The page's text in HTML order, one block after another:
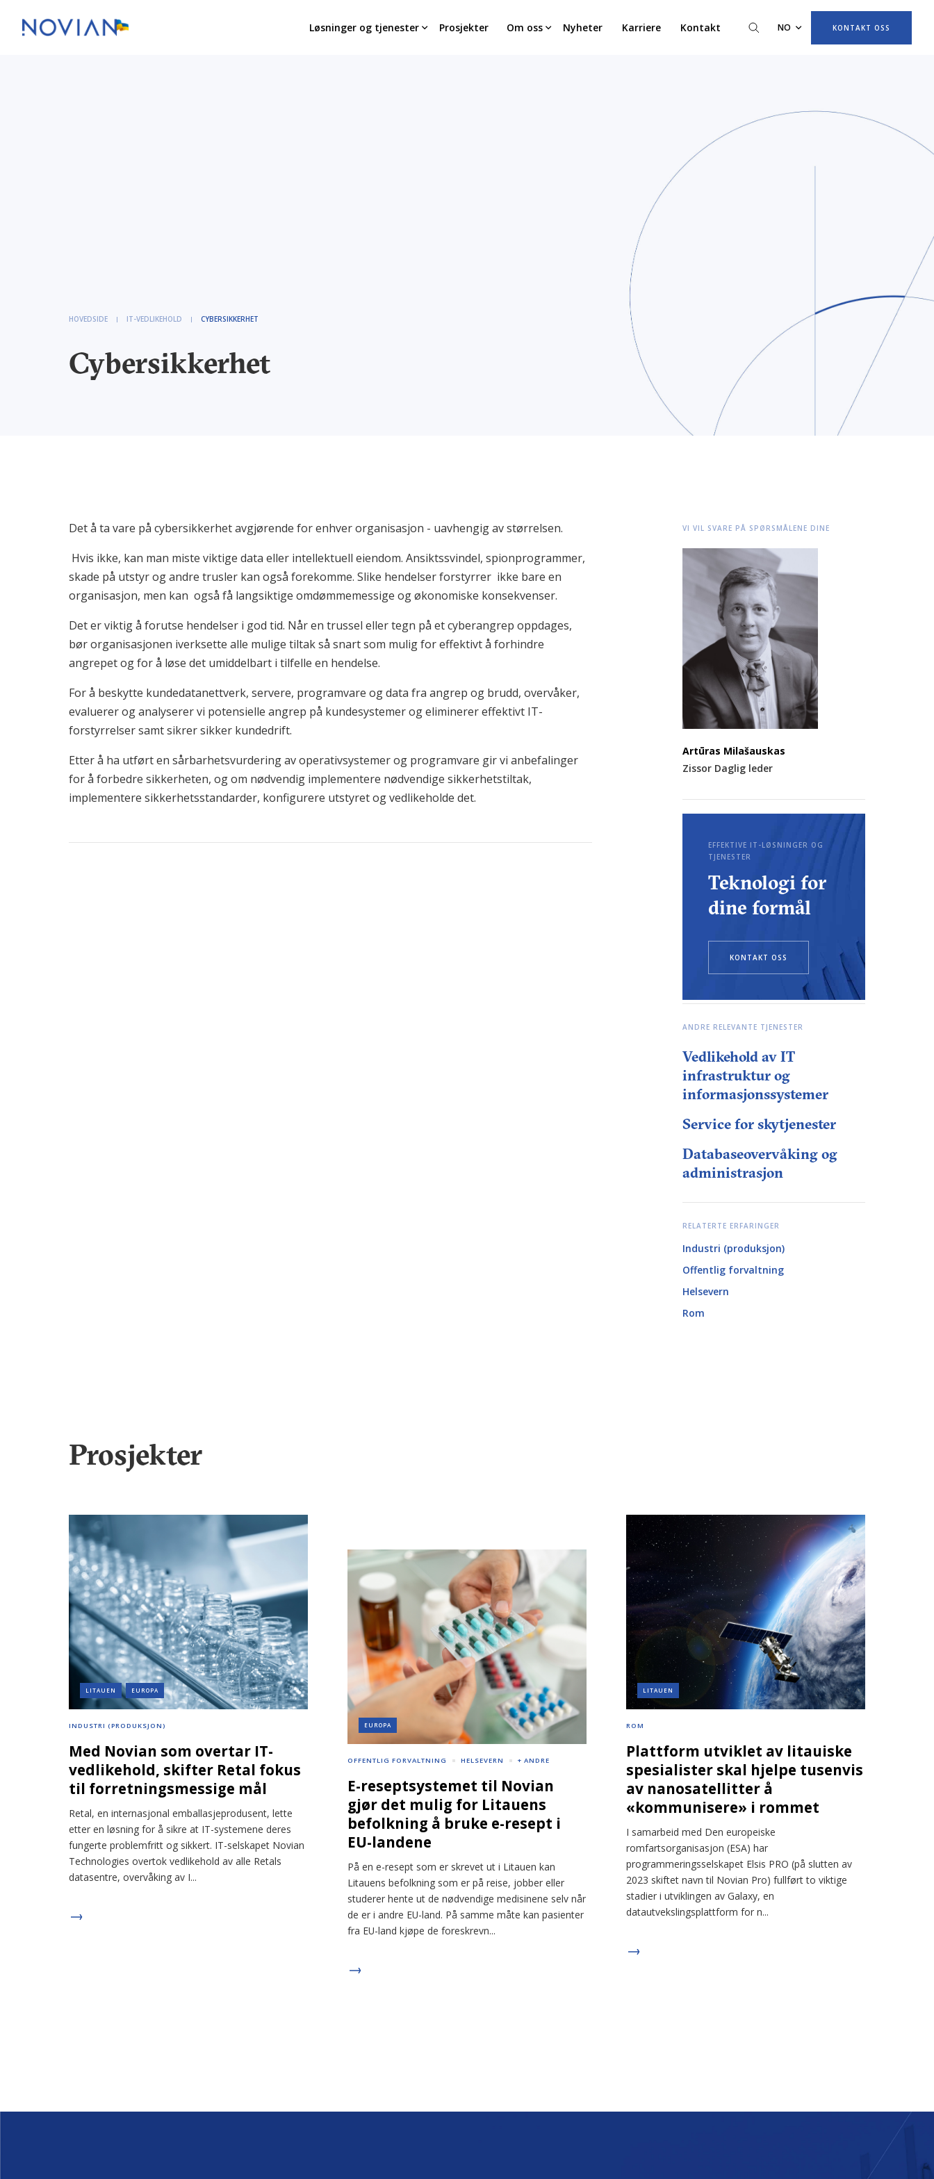
Løsninger og tjenester Prosjekter Om oss Nyheter Karriere Kontakt NO KONTAKT OSS
HOVEDSIDE IT-VEDLIKEHOLD CYBERSIKKERHET
Cybersikkerhet
Det å ta vare på cybersikkerhet avgjørende for enhver organisasjon - uavhengig av størrelsen.
Hvis ikke, kan man miste viktige data eller intellektuell eiendom. Ansiktssvindel, spionprogrammer,
skade på utstyr og andre trusler kan også forekomme. Slike hendelser forstyrrer ikke bare en
organisasjon, men kan også få langsiktige omdømmemessige og økonomiske konsekvenser.
Det er viktig å forutse hendelser i god tid. Når en trussel eller tegn på et cyberangrep oppdages,
bør organisasjonen iverksette alle mulige tiltak så snart som mulig for effektivt å forhindre
angrepet og for å løse det umiddelbart i tilfelle en hendelse.
For å beskytte kundedatanettverk, servere, programvare og data fra angrep og brudd, overvåker,
evaluerer og analyserer vi potensielle angrep på kundesystemer og eliminerer effektivt IT-
forstyrrelser samt sikrer sikker kundedrift.
Etter å ha utført en sårbarhetsvurdering av operativsystemer og programvare gir vi anbefalinger
for å forbedre sikkerheten, og om nødvendig implementere nødvendige sikkerhetstiltak,
implementere sikkerhetsstandarder, konfigurere utstyret og vedlikeholde det.
VI VIL SVARE PÅ SPØRSMÅLENE DINE
Artūras Milašauskas
Zissor Daglig leder
EFFEKTIVE IT-LØSNINGER OG
TJENESTER
Teknologi for
dine formål
KONTAKT OSS
ANDRE RELEVANTE TJENESTER
Vedlikehold av IT
infrastruktur og
informasjonssystemer
Service for skytjenester
Databaseovervåking og
administrasjon
RELATERTE ERFARINGER
Industri (produksjon)
Offentlig forvaltning
Helsevern
Rom
Prosjekter
LITAUEN EUROPA
INDUSTRI (PRODUKSJON)
Med Novian som overtar IT-
vedlikehold, skifter Retal fokus
til forretningsmessige mål
Retal, en internasjonal emballasjeprodusent, lette
etter en løsning for å sikre at IT-systemene deres
fungerte problemfritt og sikkert. IT-selskapet Novian
Technologies overtok vedlikehold av alle Retals
datasentre, overvåking av I...
EUROPA
OFFENTLIG FORVALTNING HELSEVERN + ANDRE
E-reseptsystemet til Novian
gjør det mulig for Litauens
befolkning å bruke e-resept i
EU-landene
På en e-resept som er skrevet ut i Litauen kan
Litauens befolkning som er på reise, jobber eller
studerer hente ut de nødvendige medisinene selv når
de er i andre EU-land. På samme måte kan pasienter
fra EU-land kjøpe de foreskrevn...
LITAUEN
ROM
Plattform utviklet av litauiske
spesialister skal hjelpe tusenvis
av nanosatellitter å
«kommunisere» i rommet
I samarbeid med Den europeiske
romfartsorganisasjon (ESA) har
programmeringsselskapet Elsis PRO (på slutten av
2023 skiftet navn til Novian Pro) fullført to viktige
stadier i utviklingen av Galaxy, en
datautvekslingsplattform for n...